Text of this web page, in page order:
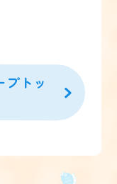
トッ